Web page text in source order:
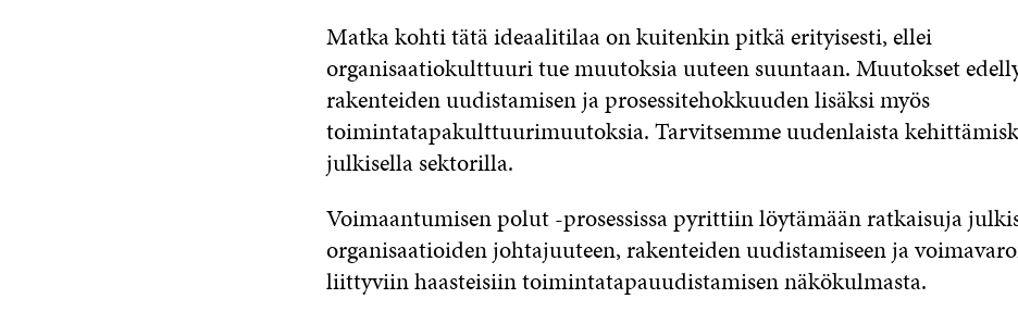
Matka kohti tätä ideaalitilaa on kuitenkin pitkä erityisesti, ellei
organisaatiokulttuuri tue muutoksia uuteen suuntaan. Muutokset
rakenteiden uudistamisen ja prosessitehokkuuden lisäksi myös
toimintatapakulttuurimuutoksia. Tarvitsemme uudenlaista
julkisella sektorilla.
Voimaantumisen polut -prosessissa pyrittiin löytämään ratkaisuja
organisaatioiden johtajuuteen, rakenteiden uudistamiseen ja
liittyviin haasteisiin toimintatapauudistamisen näkökulmasta.